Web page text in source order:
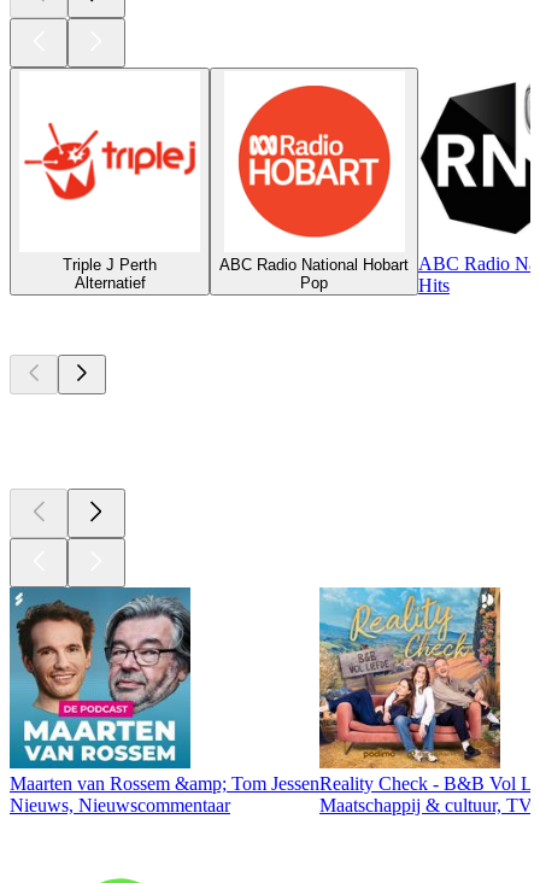
Triple J Perth
Alternatief
ABC Radio National Hobart
Pop
ABC Radio
Hits
Maarten van Rossem &amp; Tom Jessen
Nieuws, Nieuwscommentaar
Reality Check - B&B Vol
Maatschappij & cultuur,